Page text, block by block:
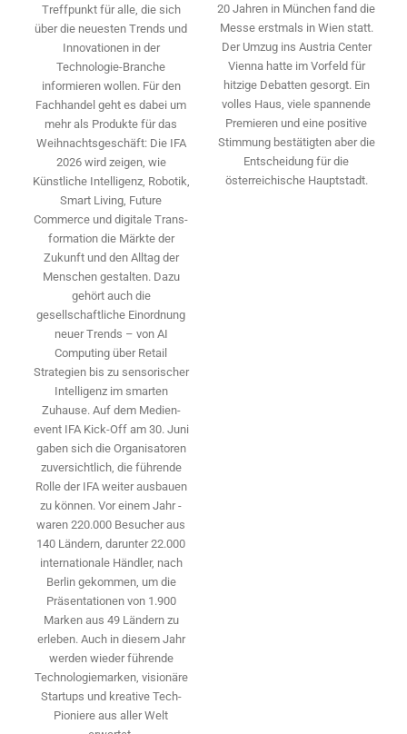
Treffpunkt für alle, die sich
über die neuesten Trends und
Innovationen in der
Technologie-­Branche
informieren wollen. Für den
Fachhandel geht es dabei um
mehr als Produkte für das
Weihnachtsgeschäft: Die IFA
2026 wird ­zeigen, wie
Künstliche Intelligenz, Robotik,
Smart Living, Future
Commerce und digitale Trans­
formation die Märkte der
Zukunft und den Alltag der
Menschen gestalten. Dazu
gehört auch die
gesellschaftliche Einordnung
neuer Trends – von AI
Computing über Retail
Strategien bis zu sensorischer
Intelligenz im smarten
Zuhause. Auf dem Medien­
event IFA Kick-Off am 30. Juni
gaben sich die Organisatoren
zuversichtlich, die führende
Rolle der IFA weiter ausbauen
zu können. Vor einem Jahr ­
waren 220.000 Besucher aus
140 ­Ländern, ­darunter 22.000
internationale Händler, nach
Berlin gekommen, um die
Präsen­tationen von 1.900
Marken aus 49 Ländern zu
erleben. Auch in diesem Jahr
werden wieder führende
Technologiemarken, visionäre
Startups und ­kreative Tech-
Pioniere aus aller Welt
20 Jahren in München fand die
Messe erstmals in Wien statt.
Der Umzug ins Austria Center
Vienna hatte im Vorfeld für
hitzige Debatten gesorgt. Ein
volles Haus, viele spannende
Premieren und eine positive
Stimmung bestätigten aber die
Entscheidung für die
österreichische Hauptstadt.